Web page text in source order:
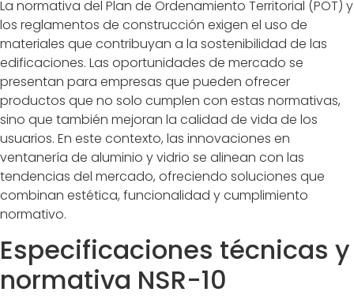
La normativa del Plan de Ordenamiento Territorial (POT) y
los reglamentos de construcción exigen el uso de
materiales que contribuyan a la sostenibilidad de las
edificaciones. Las oportunidades de mercado se
presentan para empresas que pueden ofrecer
productos que no solo cumplen con estas normativas,
sino que también mejoran la calidad de vida de los
usuarios. En este contexto, las innovaciones en
ventanería de aluminio y vidrio se alinean con las
tendencias del mercado, ofreciendo soluciones que
combinan estética, funcionalidad y cumplimiento
normativo.
Especificaciones técnicas y
normativa NSR-10